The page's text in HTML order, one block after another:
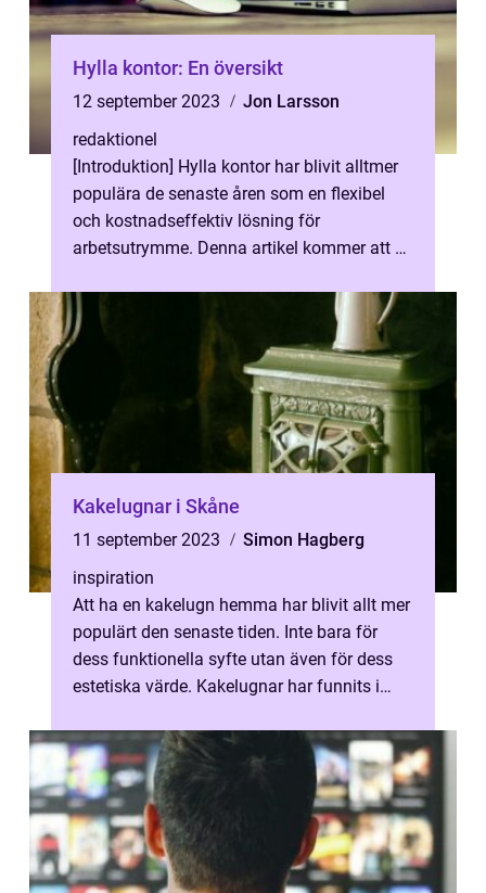
Hylla kontor: En översikt
12 september 2023
Jon Larsson
redaktionel
[Introduktion] Hylla kontor har blivit alltmer
populära de senaste åren som en flexibel
och kostnadseffektiv lösning för
arbetsutrymme. Denna artikel kommer att ge
Kakelugnar i Skåne
11 september 2023
Simon Hagberg
inspiration
Att ha en kakelugn hemma har blivit allt mer
populärt den senaste tiden. Inte bara för
dess funktionella syfte utan även för dess
estetiska värde. Kakelugnar har funnits i